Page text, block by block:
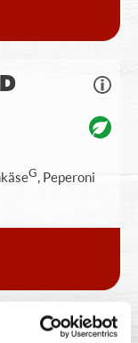
G, Peperoni